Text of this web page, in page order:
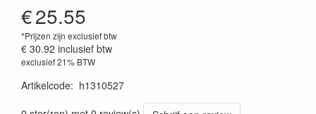
€25.55
*Prijzen zijn exclusief btw
€ 30.92 inclusief btw
exclusief 21% BTW
Artikelcode: h1310527